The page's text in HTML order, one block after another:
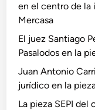
en el centro de la
Mercasa
El juez Santiago
Pasalodos en la
Juan Antonio
jurídico en la
La pieza SEPI del